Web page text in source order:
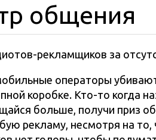
общения
рекламщиков за
операторы
коробке. Кто-то когда
больше, получи приз
рекламу, несмотря на то,